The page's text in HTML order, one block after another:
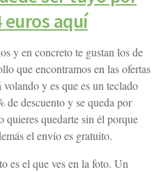
euros aquí
y en concreto te gustan los de
que encontramos en las ofertas
y es que es un teclado
de descuento y se queda por
quieres quedarte sin él porque
el envío es gratuito.
es el que ves en la foto. Un